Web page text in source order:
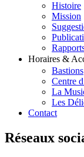
Histoire
Mission
Horaires &
Bastions
Centre
La
Les
Contact
Réseaux